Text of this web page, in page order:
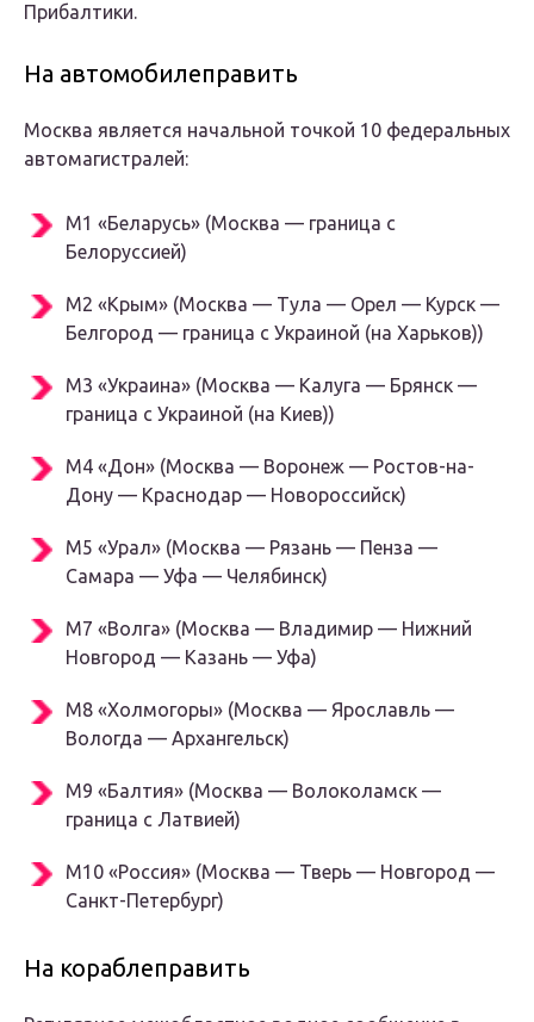
Прибалтики.
На автомобилеправить
Москва является начальной точкой 10 федеральных
автомагистралей:
М1 «Беларусь» (Москва — граница с
Белоруссией)
М2 «Крым» (Москва — Тула — Орел — Курск —
Белгород — граница с Украиной (на Харьков))
М3 «Украина» (Москва — Калуга — Брянск —
граница с Украиной (на Киев))
М4 «Дон» (Москва — Воронеж — Ростов-на-
Дону — Краснодар — Новороссийск)
М5 «Урал» (Москва — Рязань — Пенза —
Самара — Уфа — Челябинск)
М7 «Волга» (Москва — Владимир — Нижний
Новгород — Казань — Уфа)
М8 «Холмогоры» (Москва — Ярославль —
Вологда — Архангельск)
М9 «Балтия» (Москва — Волоколамск —
граница с Латвией)
М10 «Россия» (Москва — Тверь — Новгород —
Санкт-Петербург)
На кораблеправить